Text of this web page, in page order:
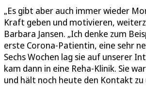
„Es gibt aber auch immer wieder
Kraft geben und motivieren,
Barbara Jansen. „Ich denke zum
erste Corona-Patientin, eine sehr
Sechs Wochen lag sie auf unserer
kam dann in eine Reha-Klinik. Sie
und hält noch heute den Kontakt zu